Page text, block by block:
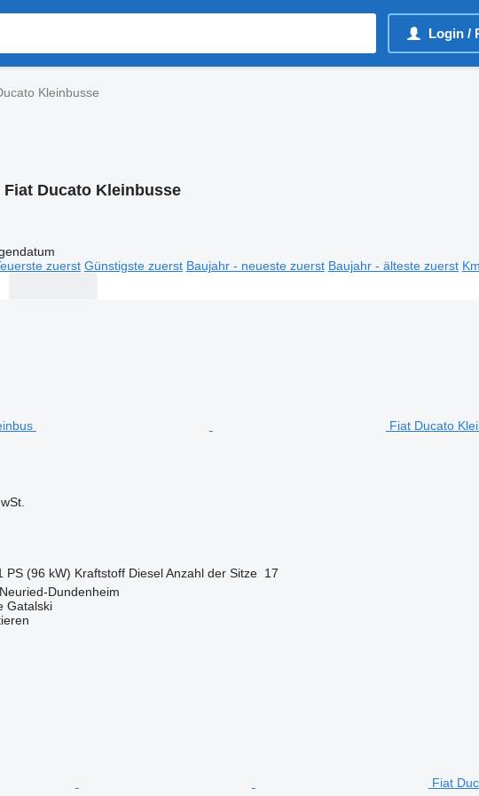
Login /
Kleinbusse
Fiat Ducato Kleinbusse
zuerst Günstigste zuerst Baujahr - neueste zuerst Baujahr - älteste zuerst
Fiat Ducato
PS (96 kW) Kraftstoff Diesel Anzahl der Sitze 17
Dundenheim
Gatalski
Fiat